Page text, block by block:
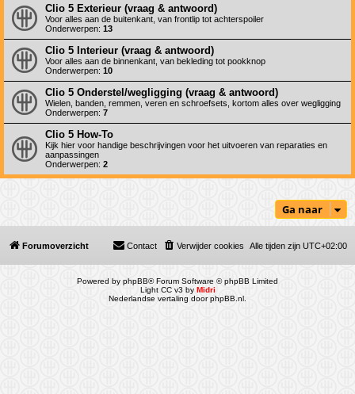
Clio 5 Exterieur (vraag & antwoord)
Voor alles aan de buitenkant, van frontlip tot achterspoiler
Onderwerpen: 13
Clio 5 Interieur (vraag & antwoord)
Voor alles aan de binnenkant, van bekleding tot pookknop
Onderwerpen: 10
Clio 5 Onderstel/wegligging (vraag & antwoord)
Wielen, banden, remmen, veren en schroefsets, kortom alles over wegligging
Onderwerpen: 7
Clio 5 How-To
Kijk hier voor handige beschrijvingen voor het uitvoeren van reparaties en
aanpassingen
Onderwerpen: 2
Ga naar
Forumoverzicht Alle tijden zijn UTC+02:00
Verwijder cookies
Contact
Powered by phpBB® Forum Software © phpBB Limited
Light CC v3 by Midri
Nederlandse vertaling doorphpBB.nl